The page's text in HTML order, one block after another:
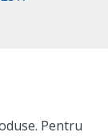
Pentru